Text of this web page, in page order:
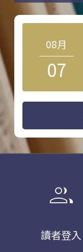
08月
07
group
讀者登入